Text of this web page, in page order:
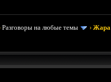
Разговоры на любые темы ›Жара